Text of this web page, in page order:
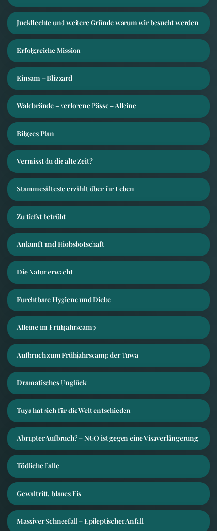
Juckflechte und weitere Gründe warum wir besucht werden
Erfolgreiche Mission
Einsam – Blizzard
Waldbrände – verlorene Pässe – Alleine
Bilgees Plan
Vermisst du die alte Zeit?
Stammesälteste erzählt über ihr Leben
Zu tiefst betrübt
Ankunft und Hiobsbotschaft
Die Natur erwacht
Furchtbare Hygiene und Diebe
Alleine im Frühjahrscamp
Aufbruch zum Frühjahrscamp der Tuwa
Dramatisches Unglück
Tuya hat sich für die Welt entschieden
Abrupter Aufbruch? – NGO ist gegen eine Visaverlängerung
Tödliche Falle
Gewaltritt, blaues Eis
Massiver Schneefall – Epileptischer Anfall